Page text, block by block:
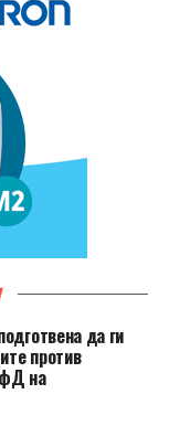
да ги
против
на